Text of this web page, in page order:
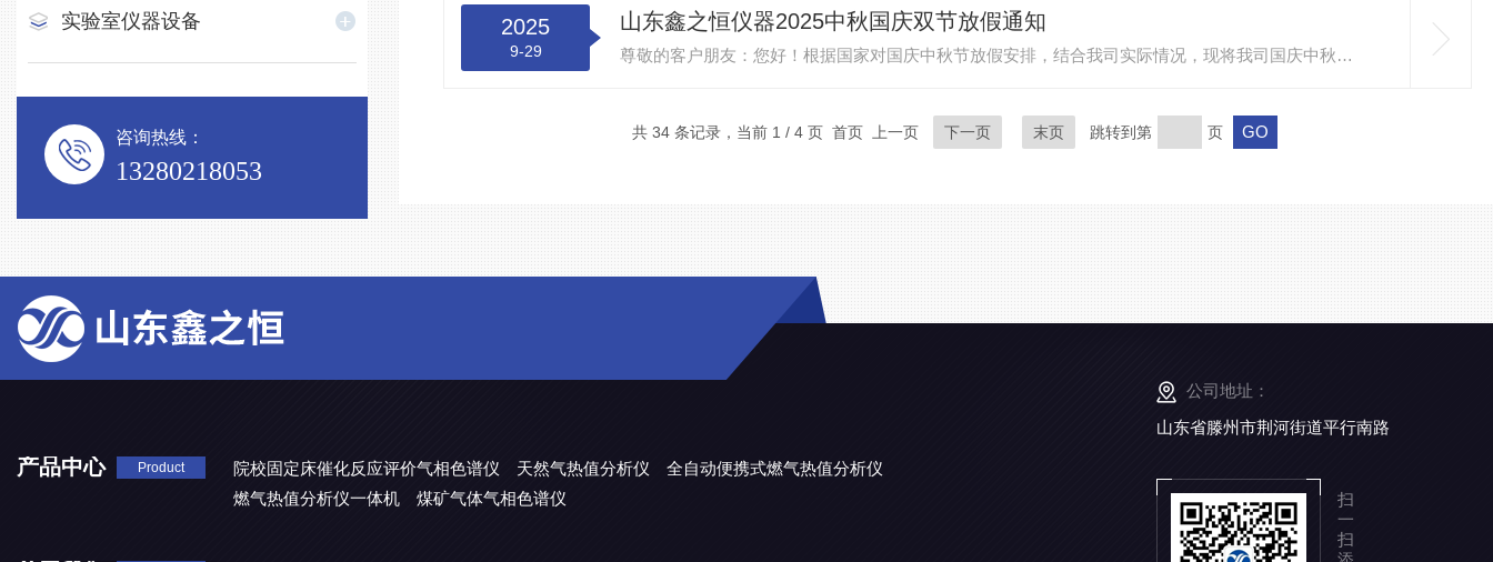
实验室仪器设备
咨询热线：
13280218053
2025
9-29
山东鑫之恒仪器2025中秋国庆双节放假通知
尊敬的客户朋友：您好！根据国家对国庆中秋节放假安排，结合我司实际情况，现将我司国庆中秋休息时间通知大家。2025年10月1日到10月8日放假。10月11日(星期六)上班。放假期间如有回复不及时的请谅解。有问题可随时关注山东鑫之恒仪器！中秋的圆，是家人闲坐的温馨；国庆的红，是家国昌...
共 34 条记录，当前 1 / 4 页 首页 上一页 下一页 末页 跳转到第 页
产品中心 Product 院校固定床催化反应评价气相色谱仪 天然气热值分析仪
全自动便携式燃气热值分析仪
燃气热值分析仪一体机
煤矿气体气相色谱仪
公司地址：
山东省滕州市荆河街道平行南路
扫
一
扫